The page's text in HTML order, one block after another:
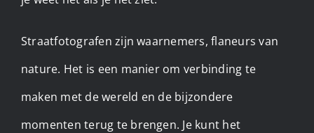
Straatfotografen zijn waarnemers, flaneurs van
nature. Het is een manier om verbinding te
maken met de wereld en de bijzondere
momenten terug te brengen. Je kunt het